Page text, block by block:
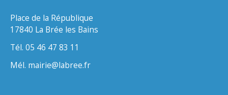
Place de la République
17840 La Brée les Bains
Tél. 05 46 47 83 11
Mél. mairie@labree.fr